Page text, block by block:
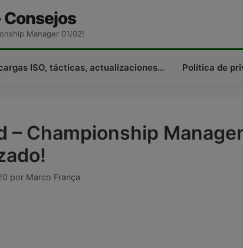
Manager 01/02!
ISO, tácticas, actualizaciones… Política de
– Championship
por Marco França